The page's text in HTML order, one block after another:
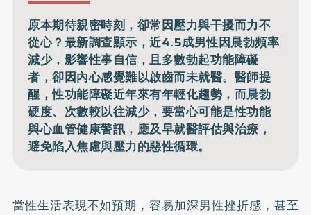
原本期待親密時刻，卻常因壓力與干擾而力不
從心？最新調查顯示，近4.5成男性因晨勃頻率
減少，影響性事自信，且多數勃起功能障礙
者，卻因內心感覺難以啟齒而未就醫。醫師提
醒，性功能障礙近年來有年輕化趨勢，而晨勃
硬度、次數較以往減少，要當心可能是性功能
與心血管健康警訊，應及早就醫評估與治療，
避免陷入焦慮與壓力的惡性循環。
當性生活表現不如預期，容易加深男性挫折感，甚至